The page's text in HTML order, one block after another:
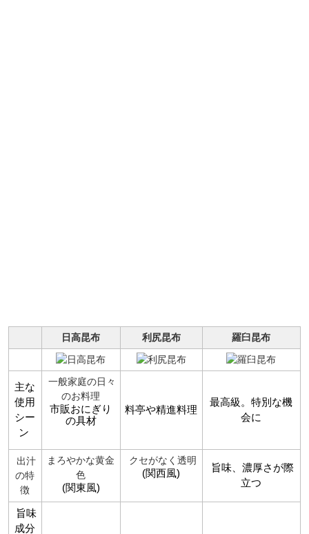
日高昆布 利尻昆布 羅臼昆布
主な
使用
シー
ン
一般家庭の日々
のお料理
市販おにぎり
の具材
料亭や精進料理
最高級。特別な機
会に
出汁
の特
徴
まろやかな黄金
色
(関東風)
クセがなく透明
(関西風)
旨味、濃厚さが際
立つ
旨味
成分
新規会員様限定
今すぐ使える
会員登録ありがとうございます！
新規会員様限定特典クーポン
300